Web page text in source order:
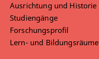
Ausrichtung und Historie
Studiengänge
Forschungsprofil
Lern- und Bildungsräume